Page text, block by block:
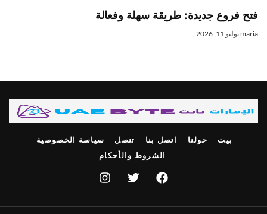
فتح فروع جديدة: طريقة سهلة وفعالة
mariaيوليو 11, 2026
بيت حولنا اتصل بنا تنصل
سياسة الخصوصية
الشروط والأحكام